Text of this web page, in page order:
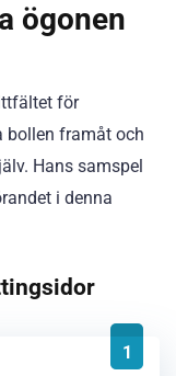
ögonen
för
bollen framåt och
Hans samspel
i denna
1